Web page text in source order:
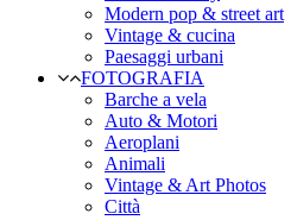
Modern pop & street art
Vintage & cucina
Paesaggi urbani
FOTOGRAFIA
Barche a vela
Auto & Motori
Aeroplani
Animali
Vintage & Art Photos
Città